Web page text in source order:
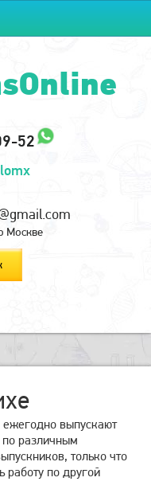
52
Москве
ежегодно выпускают
по различным
только что
работу по другой